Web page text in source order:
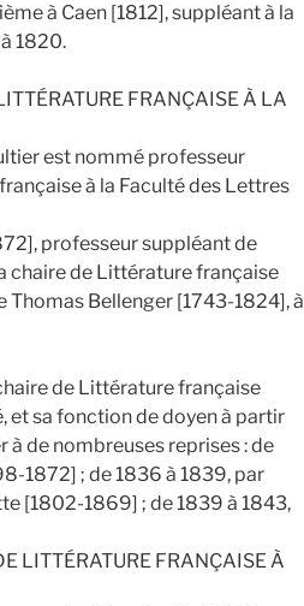
à Caen [1812], suppléant à la
1820.
FRANÇAISE À LA
est nommé professeur
à la Faculté des Lettres
professeur suppléant de
chaire de Littérature française
Thomas Bellenger [1743-1824], à
de Littérature française
et sa fonction de doyen à partir
à de nombreuses reprises : de
1872] ; de 1836 à 1839, par
[1802-1869] ; de 1839 à 1843,
LITTÉRATURE FRANÇAISE À